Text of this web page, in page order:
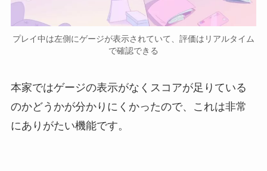
プレイ中は左側にゲージが表示されていて、評価はリアルタイム
で確認できる
本家ではゲージの表示がなくスコアが足りている
のかどうかが分かりにくかったので、これは非常
にありがたい機能です。